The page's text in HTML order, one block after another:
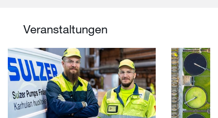
Veranstaltungen